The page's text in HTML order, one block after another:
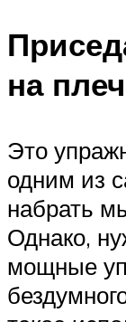
на
Это
одним из
набрать
Однако,
мощные